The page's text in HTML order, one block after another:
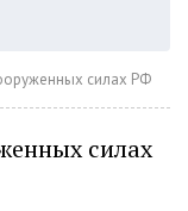
силах РФ
силах